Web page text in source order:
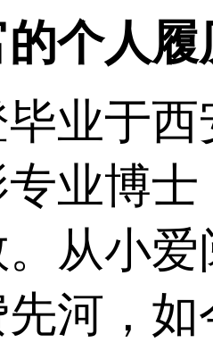
人履
于西
业博
从小
河，